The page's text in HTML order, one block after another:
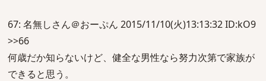
67: 名無しさん＠おーぷん 2015/11/10(火)13:13:32 ID:kO9
>>66
何歳だか知らないけど、健全な男性なら努力次第で家族が
できると思う。